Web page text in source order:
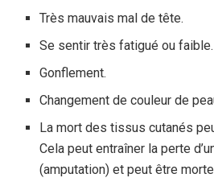
Très mauvais mal de tête.
Se sentir très fatigué ou faible.
Gonflement.
Changement de couleur de
La mort des tissus cutanés
Cela peut entraîner la perte
(amputation) et peut être